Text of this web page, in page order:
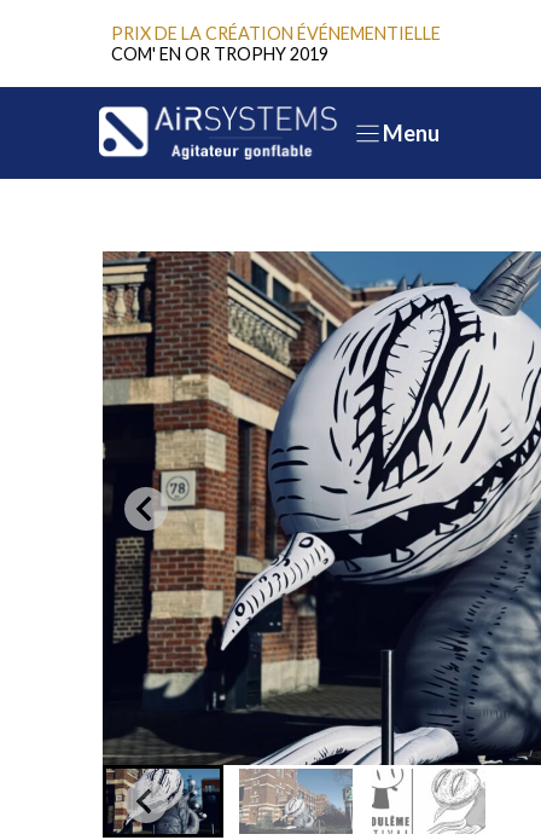
PRIX DE LA CRÉATION ÉVÉNEMENTIELLE
COM' EN OR TROPHY 2019
Menu